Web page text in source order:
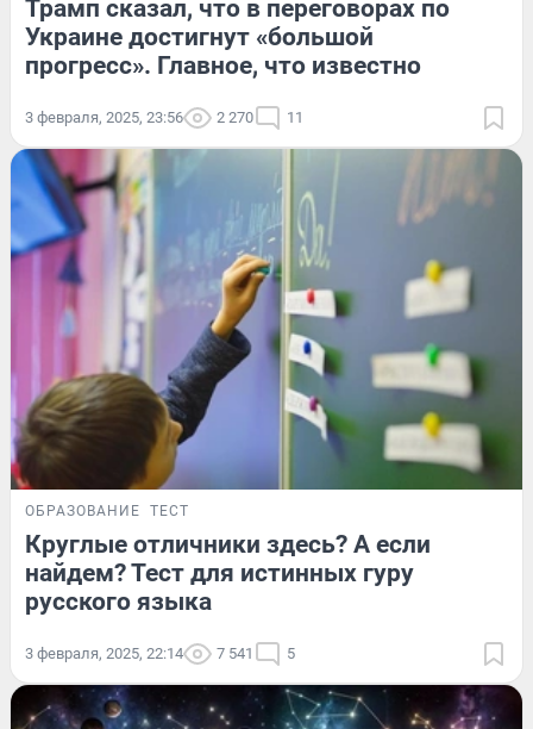
Трамп сказал, что в переговорах по
Украине достигнут «большой
прогресс». Главное, что известно
3 февраля, 2025, 23:56 2 270 11
ОБРАЗОВАНИЕ ТЕСТ
Круглые отличники здесь? А если
найдем? Тест для истинных гуру
русского языка
3 февраля, 2025, 22:14 7 541 5